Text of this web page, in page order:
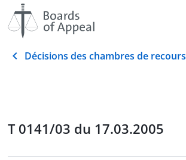
Décisions des chambres de recours
T 0141/03 du 17.03.2005